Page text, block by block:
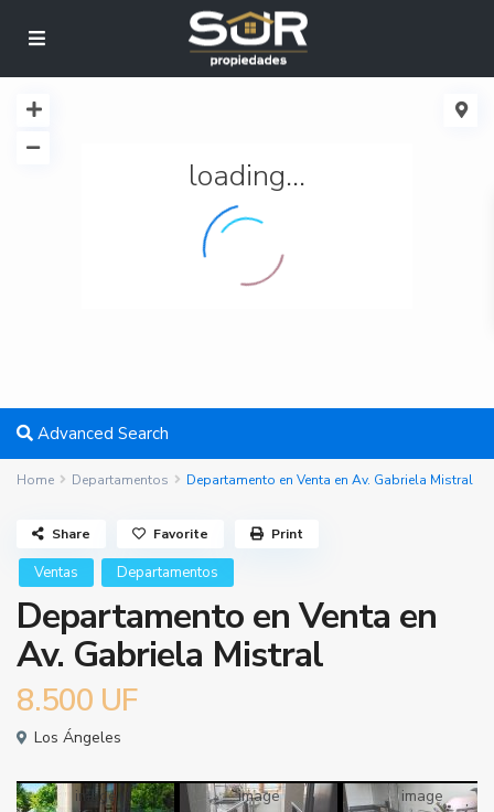
loading...
Advanced Search
Home Departamentos Departamento en Venta en Av. Gabriela Mistral
Ventas Departamentos
Departamento en Venta en
Av. Gabriela Mistral
8.500 UF
Los Ángeles
Share Favorite Print